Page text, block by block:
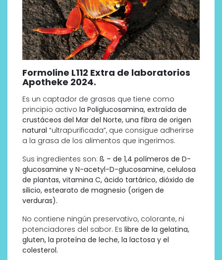
Formoline L112 Extra de laboratorios
Apotheke 2024.
Es un captador de grasas que tiene como
principio activo la Poliglucosamina, extraída de
crustáceos del Mar del Norte, una fibra de origen
natural “ultrapurificada”, que consigue adherirse
a la grasa de los alimentos que ingerimos.
Sus ingredientes son: ß – de 1,4 polímeros de D-
glucosamine y N-acetyl-D-glucosamine, celulosa
de plantas, vitamina C, ácido tartárico, dióxido de
silicio, estearato de magnesio (origen de
verduras).
No contiene ningún preservativo, colorante, ni
potenciadores del sabor. Es libre de la gelatina,
gluten, la proteína de leche, la lactosa y el
colesterol.